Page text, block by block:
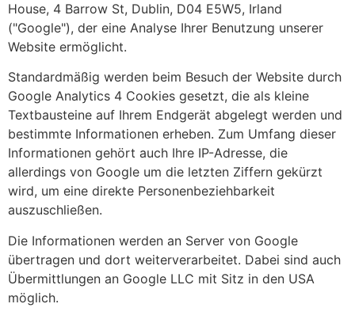
House, 4 Barrow St, Dublin, D04 E5W5, Irland
("Google"), der eine Analyse Ihrer Benutzung unserer
Website ermöglicht.
Standardmäßig werden beim Besuch der Website durch
Google Analytics 4 Cookies gesetzt, die als kleine
Textbausteine auf Ihrem Endgerät abgelegt werden und
bestimmte Informationen erheben. Zum Umfang dieser
Informationen gehört auch Ihre IP-Adresse, die
allerdings von Google um die letzten Ziffern gekürzt
wird, um eine direkte Personenbeziehbarkeit
auszuschließen.
Die Informationen werden an Server von Google
übertragen und dort weiterverarbeitet. Dabei sind auch
Übermittlungen an Google LLC mit Sitz in den USA
möglich.